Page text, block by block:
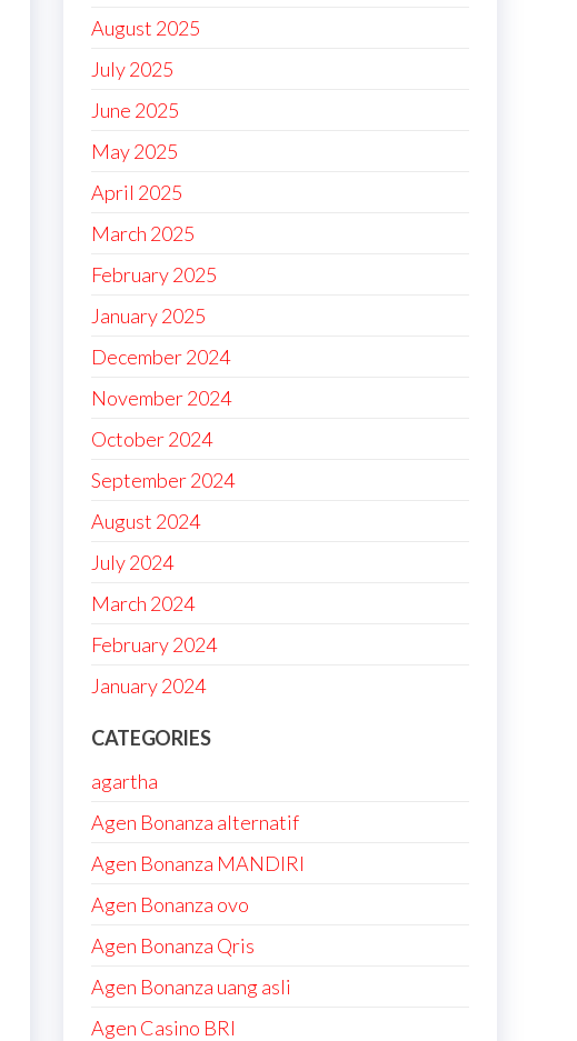
August 2025
July 2025
June 2025
May 2025
April 2025
March 2025
February 2025
January 2025
December 2024
November 2024
October 2024
September 2024
August 2024
July 2024
March 2024
February 2024
January 2024
CATEGORIES
agartha
Agen Bonanza alternatif
Agen Bonanza MANDIRI
Agen Bonanza ovo
Agen Bonanza Qris
Agen Bonanza uang asli
Agen Casino BRI